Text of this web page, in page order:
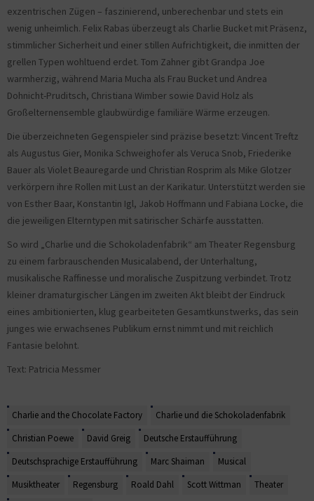
exzentrischen Zügen – faszinierend, unberechenbar und stets ein
wenig unheimlich. Felix Rabas überzeugt als Charlie Bucket mit Präsenz,
stimmlicher Sicherheit und einer stillen Aufrichtigkeit, die inmitten der
grellen Typen wohltuend erdet. Tom Zahner gibt Grandpa Joe
warmherzig, während Maria Mucha als Frau Bucket und Andrea
Dohnicht-Pruditsch, Christiana Wimber sowie David Holz als
Großelternensemble glaubwürdige familiäre Wärme erzeugen.
Die überzeichneten Gegenspieler sind präzise besetzt: Vincent Treftz
als Augustus Gier, Monika Schweighofer als Veruca Snob, Friederike
Bauer als Violet Beauregarde und Christian Rosprim als Mike Glotzer
verkörpern ihre Rollen mit Lust an der Karikatur. Unterstützt werden sie
von Esther Baar, Konstantin Igl, Jakob Hoffmann und Fabiana Locke, die
die jeweiligen Elterntypen mit satirischer Schärfe ausstatten.
So wird „Charlie und die Schokoladenfabrik“ am Theater Regensburg
zu einem farbrauschenden Musicalabend, der Unterhaltung,
musikalische Raffinesse und moralische Zuspitzung verbindet. Trotz
kleiner dramaturgischer Längen im zweiten Akt bleibt der Eindruck
eines ambitionierten, klug gearbeiteten Gesamtkunstwerks, das sein
junges wie erwachsenes Publikum ernst nimmt und mit reichlich
Fantasie belohnt.
Text: Patricia Messmer
Charlie and the Chocolate Factory
Charlie und die Schokoladenfabrik
Christian Poewe
David Greig
Deutsche Erstaufführung
Deutschsprachige Erstaufführung
Marc Shaiman
Musical
Musiktheater
Regensburg Roald Dahl Scott Wittman
Theater